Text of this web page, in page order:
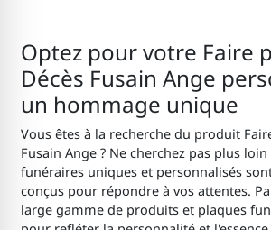
Optez pour votre Faire
Décès Fusain Ange
un hommage unique
Vous êtes à la recherche du produit
Fusain Ange ? Ne cherchez pas plus
funéraires uniques et personnalisés
conçus pour répondre à vos attentes.
large gamme de produits et plaques